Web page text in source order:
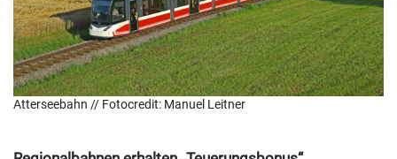
Atterseebahn // Fotocredit: Manuel Leitner